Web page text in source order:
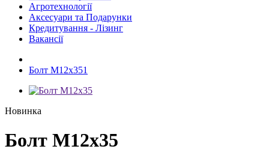
Агротехнології
Аксесуари та Подарунки
Кредитування - Лізинг
Вакансії
Болт М12х351
Новинка
Болт М12х35